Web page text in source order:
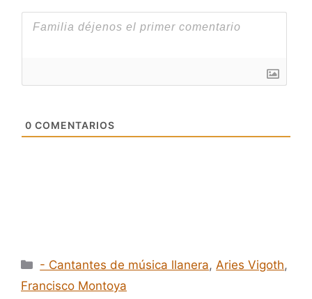
0 COMENTARIOS
Categorías
- Cantantes de música llanera, Aries Vigoth,
Francisco Montoya